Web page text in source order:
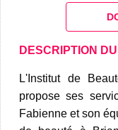
DESCRIPTION
L'Institut de
propose ses
Fabienne et son